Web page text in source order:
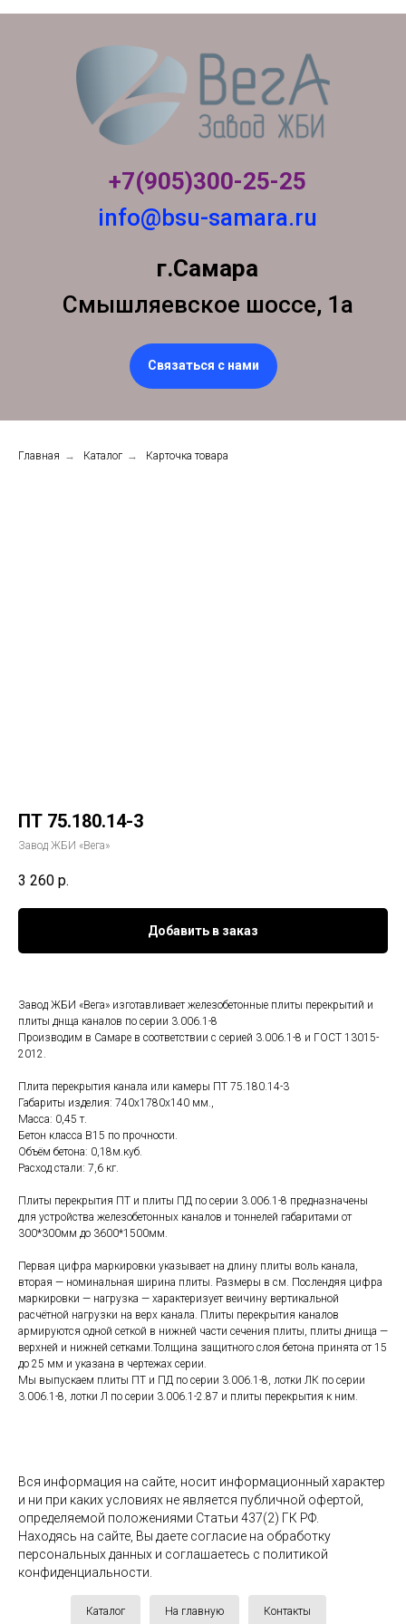
+7(905)300-25-25
info@bsu-samara.ru
г.Самара
Смышляевское шоссе, 1а
Связаться с нами
Главная → Каталог → Карточка товара
ПТ 75.180.14-3
Завод ЖБИ «Вега»
3 260 р.
Добавить в заказ
Завод ЖБИ «Вега» изготавливает железобетонные плиты перекрытий и
плиты днща каналов по серии 3.006.1-8
Производим в Самаре в соответствии с серией 3.006.1-8 и ГОСТ 13015-
2012.
Плита перекрытия канала или камеры ПТ 75.180.14-3
Габариты изделия: 740x1780x140 мм.,
Масса: 0,45 т.
Бетон класса В15 по прочности.
Объём бетона: 0,18м.куб.
Расход стали: 7,6 кг.
Плиты перекрытия ПТ и плиты ПД по серии 3.006.1-8 предназначены
для устройства железобетонных каналов и тоннелей габаритами от
300*300мм до 3600*1500мм.
Первая цифра маркировки указывает на длину плиты воль канала,
вторая — номинальная ширина плиты. Размеры в см. Послендяя цифра
маркировки — нагрузка — характеризует веичину вертикальной
расчётной нагрузки на верх канала. Плиты перекрытия каналов
армируются одной сеткой в нижней части сечения плиты, плиты днища —
верхней и нижней сетками.Толщина защитного слоя бетона принята от 15
до 25 мм и указана в чертежах серии.
Мы выпускаем плиты ПТ и ПД по серии 3.006.1-8, лотки ЛК по серии
3.006.1-8, лотки Л по серии 3.006.1-2.87 и плиты перекрытия к ним.
Вся информация на сайте, носит информационный характер
и ни при каких условиях не является публичной офертой,
определяемой положениями Статьи 437(2) ГК РФ.
Находясь на сайте, Вы даете согласие на обработку
персональных данных и соглашаетесь c политикой
конфиденциальности.
Каталог На главную Контакты